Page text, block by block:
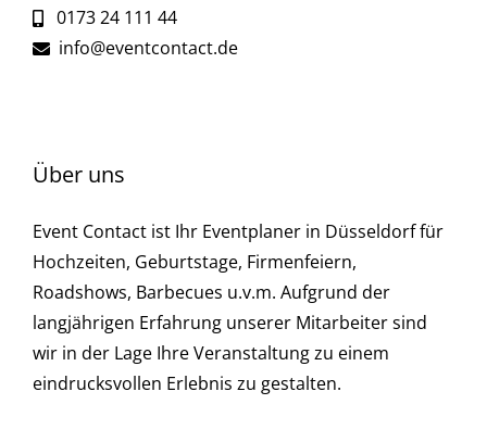
0173 24 111 44
info@eventcontact.de
Über uns
Event Contact ist Ihr Eventplaner in Düsseldorf für
Hochzeiten, Geburtstage, Firmenfeiern,
Roadshows, Barbecues u.v.m. Aufgrund der
langjährigen Erfahrung unserer Mitarbeiter sind
wir in der Lage Ihre Veranstaltung zu einem
eindrucksvollen Erlebnis zu gestalten.